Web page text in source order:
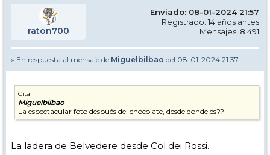
raton700
Enviado: 08-01-2024 21:57
Registrado: 14 años antes
Mensajes: 8.491
» En respuesta al mensaje de Miguelbilbao del 08-01-2024 21:37
Cita
Miguelbilbao
La espectacular foto después del chocolate, desde donde es??
La ladera de Belvedere desde Col dei Rossi.